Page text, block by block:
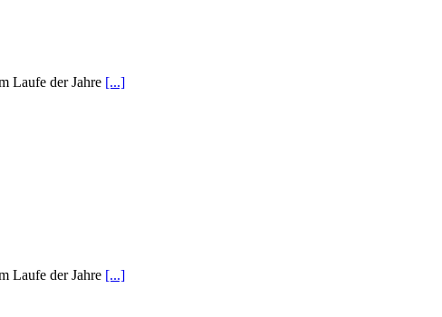
Laufe der Jahre [...]
Laufe der Jahre [...]